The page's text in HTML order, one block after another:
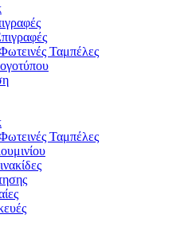
Ταμπέλες
Ταμπέλες